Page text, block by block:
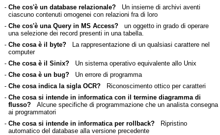
- Che cos'è un database relazionale?Un insieme di archivi aventi
ciascuno contenuti omogenei con relazioni fra di loro
- Che cos'è una Query in MS Access?un oggetto in grado di operare
una selezione dei record presenti in una tabella.
- Che cosa è il byte?La rappresentazione di un qualsiasi carattere nel
computer
- Che cosa è il Sinix?Un sistema operativo equivalente allo Unix
- Che cosa è un bug?Un errore di programma
- Che cosa indica la sigla OCR?Riconoscimento ottico per caratteri
- Che cosa si intende in informatica con il termine diagramma di
flusso?Alcune specifiche di programmazione che un analista consegna
ai programmatori
- Che cosa si intende in informatica per rollback?Ripristino
automatico del database alla versione precedente